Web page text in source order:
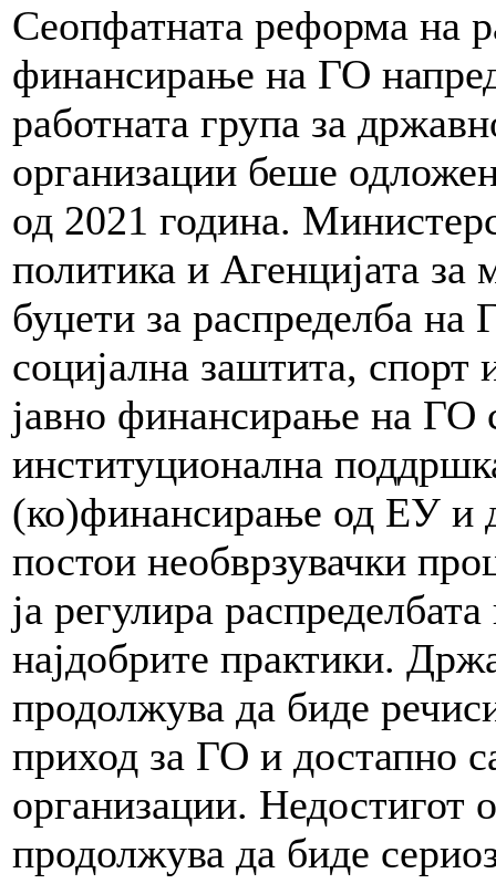
Сеопфатната реформа на
финансирање на ГО
работната група за
организации беше
од 2021 година.
политика и Агенцијата за
буџети за распределба на
социјална заштита,
јавно финансирање на ГО
институционална
(ко)финансирање од ЕУ и
постои необврзувачки
ја регулира
најдобрите практики.
продолжува да биде
приход за ГО и достапно
организации. Недостигот
продолжува да биде